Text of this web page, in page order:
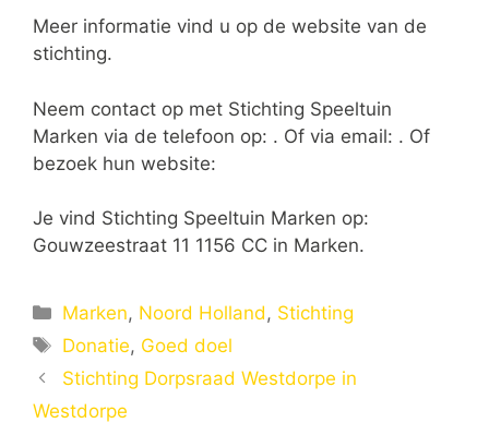
Meer informatie vind u op de website van de
stichting.
Neem contact op met Stichting Speeltuin
Marken via de telefoon op: . Of via email: . Of
bezoek hun website:
Je vind Stichting Speeltuin Marken op:
Gouwzeestraat 11 1156 CC in Marken.
Categorieën
Marken, Noord Holland, Stichting
Tags
Donatie, Goed doel
Stichting Dorpsraad Westdorpe in
Westdorpe